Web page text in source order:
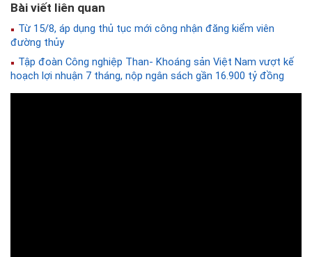
Bài viết liên quan
Từ 15/8, áp dụng thủ tục mới công nhận đăng kiểm viên
đường thủy
Tập đoàn Công nghiệp Than- Khoáng sản Việt Nam vượt kế
hoạch lợi nhuận 7 tháng, nộp ngân sách gần 16.900 tỷ đồng